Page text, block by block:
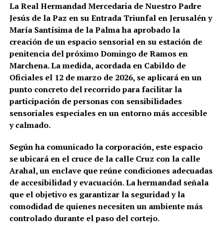
La Real Hermandad Mercedaria de Nuestro Padre
Jesús de la Paz en su Entrada Triunfal en Jerusalén y
María Santísima de la Palma ha aprobado la
creación de un espacio sensorial en su estación de
penitencia del próximo Domingo de Ramos en
Marchena. La medida, acordada en Cabildo de
Oficiales el 12 de marzo de 2026, se aplicará en un
punto concreto del recorrido para facilitar la
participación de personas con sensibilidades
sensoriales especiales en un entorno más accesible
y calmado.
Según ha comunicado la corporación, este espacio
se ubicará en el cruce de la calle Cruz con la calle
Arahal, un enclave que reúne condiciones adecuadas
de accesibilidad y evacuación. La hermandad señala
que el objetivo es garantizar la seguridad y la
comodidad de quienes necesiten un ambiente más
controlado durante el paso del cortejo.